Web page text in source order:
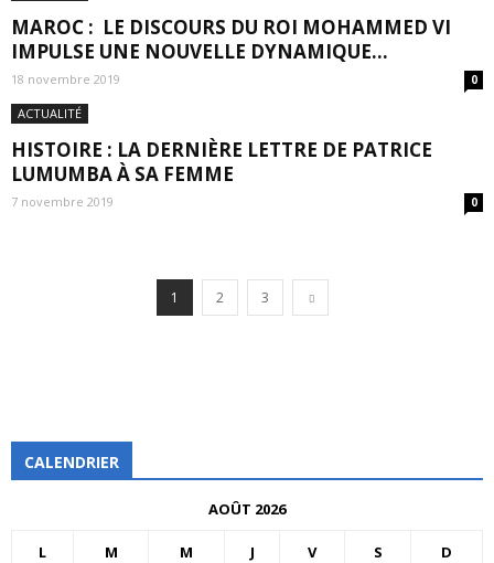
MAROC : LE DISCOURS DU ROI MOHAMMED VI
IMPULSE UNE NOUVELLE DYNAMIQUE...
18 novembre 2019 0
ACTUALITÉ
HISTOIRE : LA DERNIÈRE LETTRE DE PATRICE
LUMUMBA À SA FEMME
7 novembre 2019 0
1 2 3
CALENDRIER
AOÛT 2026
L M M J V S D